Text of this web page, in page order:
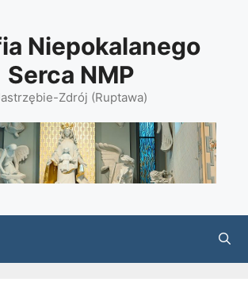
Niepokalanego
Serca NMP
Zdrój (Ruptawa)